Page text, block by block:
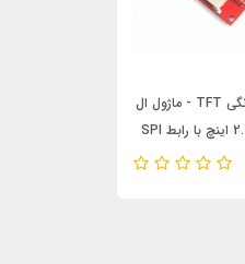
نمایشگر رنگی TFT - ماژول ال